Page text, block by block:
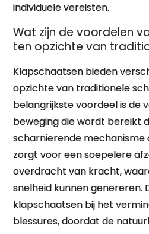
individuele vereisten.
Wat zijn de voordelen
ten opzichte van
Klapschaatsen bieden
opzichte van traditionele
belangrijkste voordeel is de
beweging die wordt bereikt
scharnierende mechanisme
zorgt voor een soepelere
overdracht van kracht,
snelheid kunnen genereren.
klapschaatsen bij het
blessures, doordat de